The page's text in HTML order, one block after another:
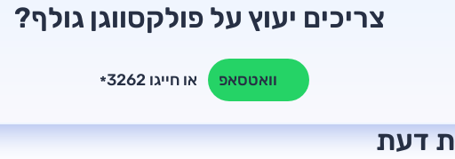
צריכים יעוץ על פולקסווגן גולף?
וואטסאפ * או חייגו 3262